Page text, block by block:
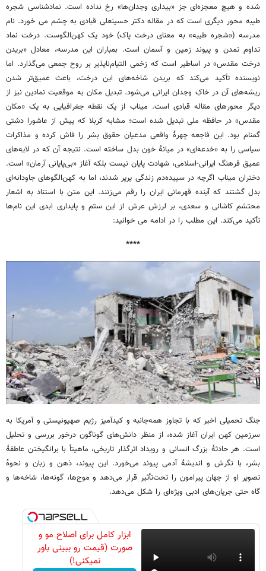
شده و هیچ معجزه‌ای جز «بیداری وجدان‌ها» رخ نداده است. نمادشناسی شجره
طیبه محور دیگری است که در مقاله دکتر حسینعلی قبادی به چشم می خورد. نام
مدرسه («شجره طیبه» به معنای درخت پاک) خود یک کهن‌الگوست. درخت نماد
تداوم تمدن و پیوند زمین و آسمان است. بمباران این مدرسه، معادل «بریدن
درخت مقدس» در اساطیر است که زخمی التیام‌ناپذیر بر روح جمعی می‌گذارد. اما
نویسنده تأکید می‌کند که بریدن شاخه‌های این درخت، باعث عمیق‌تر شدن
ریشه‌های آن در خاکِ وجدان ایرانی می‌شود. تبدیل مکان به موقعیت نمادین نیز از
دیگر محورهای مقاله قبادی است. میناب از یک نقطه جغرافیایی به یک «مکان
مقدس» در حافظه ملی تبدیل شده است؛ مشابه کربلا که پیش از عاشورا دشتی
گمنام بود. این فاجعه چهرۀ واقعی مدعیان حقوق بشر را فاش کرده و مذاکرات
سیاسی را به «خدعه‌ای» در میانۀ خون بدل ساخته است. نتیجه آن که در لایه‌های
عمیق فرهنگ ایرانی‌-اسلامی، شهادت پایان نیست بلکه آغاز «بی‌پایانی آرمان» است.
دختران میناب اگرچه در سپیده‌دم زندگی پرپر شدند، اما به کهن‌الگوهای جاودانه‌ای
بدل گشتند که آینده قهرمانی ایران را رقم می‌زنند. این متن با استناد به اشعار
محتشم کاشانی و سعدی، بر لرزش عرش از این ستم و پایداری ابدی این نام‌ها
تأکید می‌کند. این مطلب را در ادامه می خوانید:
****
جنگ تحمیلی اخیر که با تجاوز همه‌جانبه و کیدآمیز رژیم صهیونیستی و آمریکا به
سرزمین کهن ایران آغاز شده، از منظر دانش‌های گوناگون درخور بررسی و تحلیل
است. هر حادثۀ بزرگ انسانی و رویداد اثرگذار تاریخی، ماهیتاً با برانگیختن عاطفۀ
بشر، با نگرش و اندیشۀ آدمی پیوند می‌خورد. این پیوند، ذهن و زبان و نحوۀ
تصویر او از جهان پیرامون را تحت‌تأثیر قرار می‌دهد و موج‌ها، گونه‌ها، شاخه‌ها و
گاه حتی جریان‌های ادبی ویژه‌ای را شکل می‌دهد.
ابزار کامل برای اصلاح مو و
صورت (قیمت رو ببینی باور
نمیکنی!)